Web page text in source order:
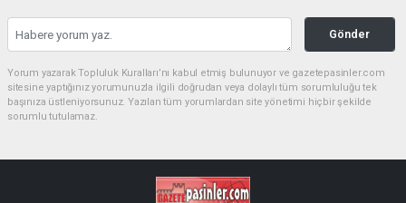
Gönder
Yorum yazarak Topluluk Kuralları’nı kabul etmiş bulunuyor ve gazetepasinler.com
sitesine yaptığınız yorumunuzla ilgili doğrudan veya dolaylı tüm sorumluluğu tek
başınıza üstleniyorsunuz. Yazılan tüm yorumlardan site yönetimi hiçbir şekilde
sorumlu tutulamaz.